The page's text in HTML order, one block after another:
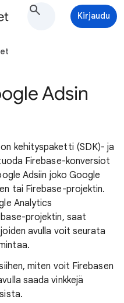
Kirjaudu
Adsin
kehityspaketti (SDK)- ja
Firebase-konversiot
Adsiin joko Google
tai Firebase-projektin.
Analytics
projektin, saat
avulla voit seurata
miten voit Firebasen
saada vinkkejä